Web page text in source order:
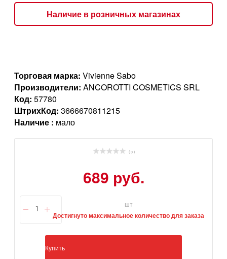
Наличие в розничных магазинах
Торговая марка: Vivienne Sabo
Производители: ANCOROTTI COSMETICS SRL
Код: 57780
ШтрихКод: 3666670811215
Наличие : мало
( 0 )
689 руб.
шт
Достигнуто максимальное количество для заказа
Купить